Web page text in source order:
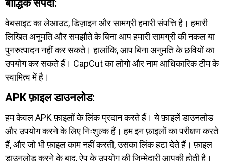
बौद्धिक संपदा:
वेबसाइट का लेआउट, डिज़ाइन और सामग्री हमारी संपत्ति है। हमारी
लिखित अनुमति और समझौते के बिना आप हमारी सामग्री की नकल या
पुनरुत्पादन नहीं कर सकते। हालांकि, आप बिना अनुमति के छवियों का
उपयोग कर सकते हैं। CapCut का लोगो और नाम आधिकारिक टीम के
स्वामित्व में है।
APK फ़ाइल डाउनलोड:
हम केवल APK फ़ाइलों के लिंक प्रदान करते हैं। ये फ़ाइलें डाउनलोड
और उपयोग करने के लिए निःशुल्क हैं। हम इन फ़ाइलों का परीक्षण करते
हैं, और जो भी फ़ाइल काम नहीं करती, उसका लिंक हटा देते हैं। फ़ाइल
डाउनलोड करने के बाद, ऐप के उपयोग की ज़िम्मेदारी आपकी होती है।